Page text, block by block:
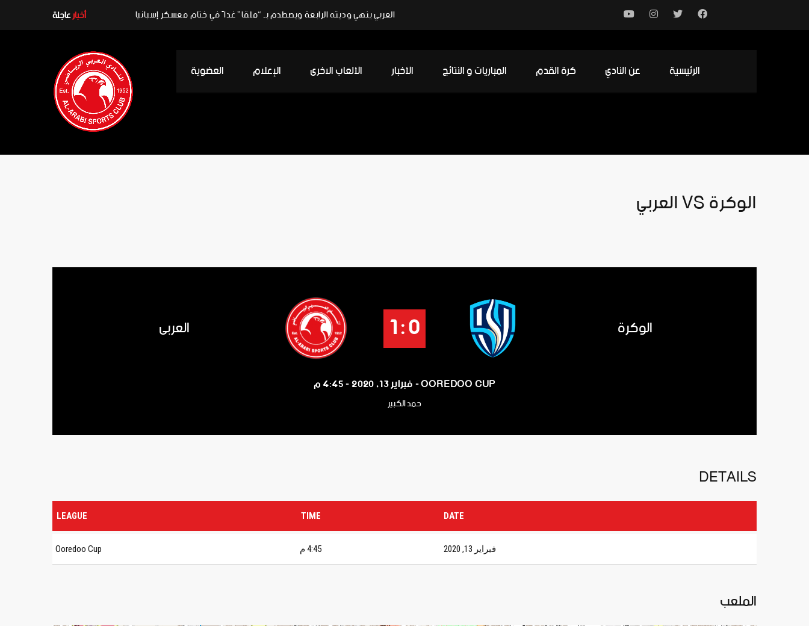
أخبارعاجلة العربي ينهي وديته الرابعة ويصطدم بـ “ملقا” غداً في ختام معسكر إسبانيا
الرئيسية عن النادي كرة القدم المباريات و النتائج الأخبار الألعاب الاخرى الإعلام العضوية
الوكرة VS العربي
الوكرة 0 : 1 العربي
OOREDOO CUP - فبراير 13, 2020 - 4:45 م
حمد الكبير
DETAILS
DATE
TIME
LEAGUE
فبراير 13, 2020 4:45 م Ooredoo Cup
الملعب